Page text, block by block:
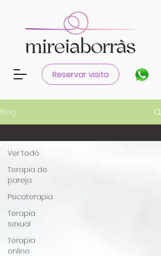
Reservar visita
Blog
Ver todo
Terapia de
pareja
Psicoterapia
Terapia
sexual
Terapia
online